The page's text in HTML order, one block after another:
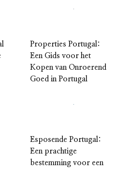
Properties Portugal:
Een Gids voor het
Kopen van Onroerend
Goed in Portugal
Esposende Portugal:
Een prachtige
bestemming voor een